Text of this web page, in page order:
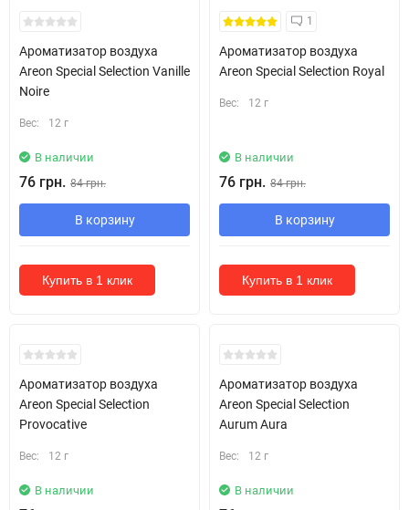
Ароматизатор воздуха
Areon Special Selection Vanille
Noire
Вес: 12 г
В наличии
76 грн. 84 грн.
В корзину
Купить в 1 клик
1
Ароматизатор воздуха
Areon Special Selection Royal
Вес: 12 г
В наличии
76 грн. 84 грн.
В корзину
Купить в 1 клик
Ароматизатор воздуха
Areon Special Selection
Provocative
Вес: 12 г
В наличии
Ароматизатор воздуха
Areon Special Selection
Aurum Aura
Вес: 12 г
В наличии